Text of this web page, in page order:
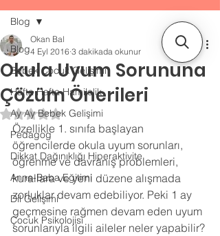
Blog
Bebek Çocuk Gelişimi
Hafta Hafta Hamilelik
Ay Ay Bebek Gelişimi
Pedagog
Dikkat Dağınıklığı Hiperaktivite
Anne-Baba Eğitimi
Dil Gelişimi
Çocuk Psikolojisi
Blog
Okula Uyum Sorununa
Çözüm Önerileri
Okan Bal
4 Eyl 2016 3 dakikada okunur
5 üzerinden NaN yıldız
Özellikle 1. sınıfa başlayan
öğrencilerde okula uyum sorunları,
öğrenme ve davranış problemleri,
kurallara ve yeni düzene alışmada
zorluklar devam edebiliyor. Peki 1 ay
geçmesine rağmen devam eden uyum
sorunlarıyla ilgili aileler neler yapabilir?